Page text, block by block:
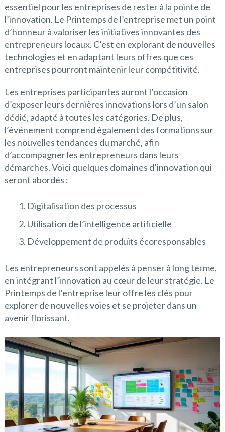
essentiel pour les entreprises de rester à la pointe de
l’innovation. Le Printemps de l’entreprise met un point
d’honneur à valoriser les initiatives innovantes des
entrepreneurs locaux. C’est en explorant de nouvelles
technologies et en adaptant leurs offres que ces
entreprises pourront maintenir leur compétitivité.
Les entreprises participantes auront l’occasion
d’exposer leurs dernières innovations lors d’un salon
dédié, adapté à toutes les catégories. De plus,
l’événement comprend également des formations sur
les nouvelles tendances du marché, afin
d’accompagner les entrepreneurs dans leurs
démarches. Voici quelques domaines d’innovation qui
seront abordés :
Digitalisation des processus
Utilisation de l’intelligence artificielle
Développement de produits écoresponsables
Les entrepreneurs sont appelés à penser à long terme,
en intégrant l’innovation au cœur de leur stratégie. Le
Printemps de l’entreprise leur offre les clés pour
explorer de nouvelles voies et se projeter dans un
avenir florissant.